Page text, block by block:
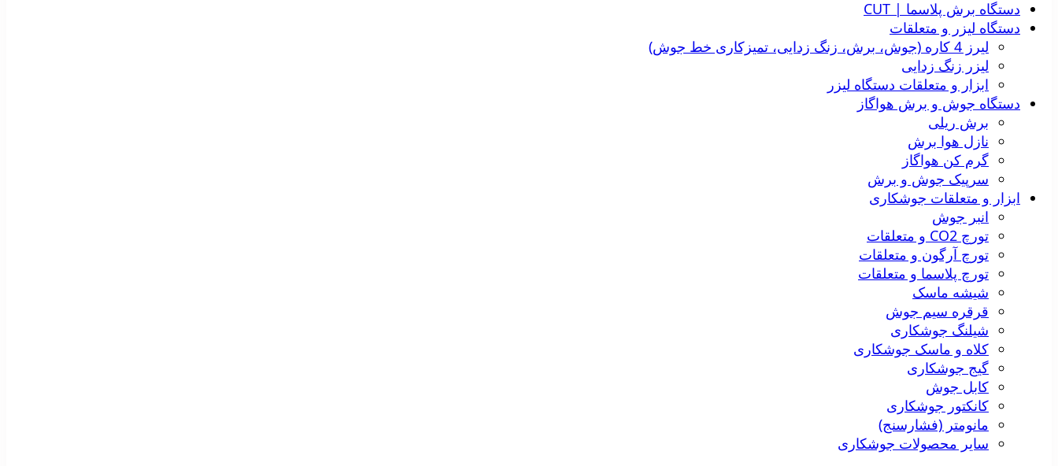
دستگاه برش پلاسما | CUT
دستگاه لیزر و متعلقات
لیرز 4 کاره (جوش، برش، زنگ زدایی، تمیزکاری خط جوش)
لیزر زنگ زدایی
ابزار و متعلقات دستگاه لیزر
دستگاه جوش و برش هواگاز
برش ریلی
نازل هوا برش
گرم کن هواگاز
سرپیک جوش و برش
ابزار و متعلقات جوشکاری
انبر جوش
تورچ CO2 و متعلقات
تورچ آرگون و متعلقات
تورچ پلاسما و متعلقات
شیشه ماسک
قرقره سیم جوش
شیلنگ جوشکاری
کلاه و ماسک جوشکاری
گیج جوشکاری
کابل جوش
کانکتور جوشکاری
مانومتر (فشارسنج)
سایر محصولات جوشکاری